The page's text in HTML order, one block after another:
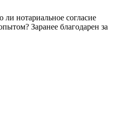
нотариальное согласие
Заранее благодарен за